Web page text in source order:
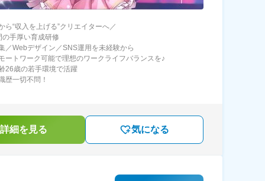
ら“収入を上げる”クリエイターへ／
手厚い育成研修
／Webデザイン／SNS運用を未経験から
ートワーク可能で理想のワークライフバランスを♪
26歳の若手環境で活躍
歴一切不問！
細を見る 気になる